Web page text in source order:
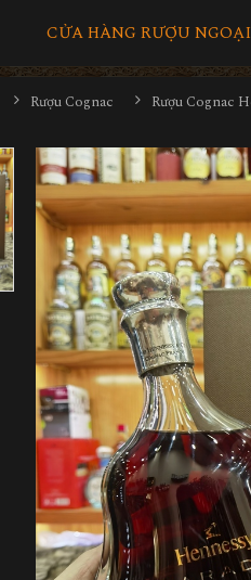
CỬA HÀNG RƯỢU NGOẠI
Rượu Cognac